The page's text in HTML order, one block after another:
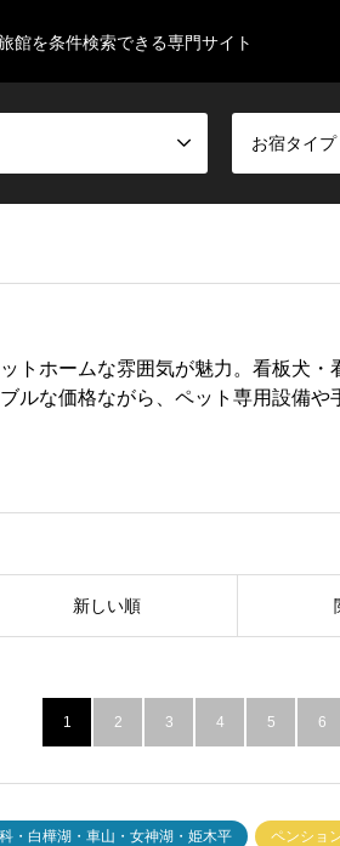
館を条件検索できる専門サイト
お宿タイプ
トホームな雰囲気が魅力。看板犬
ルな価格ながら、ペット専用設備
新しい順
1 2 3 4 5 6
・白樺湖・車山・女神湖・姫木平 ペンショ